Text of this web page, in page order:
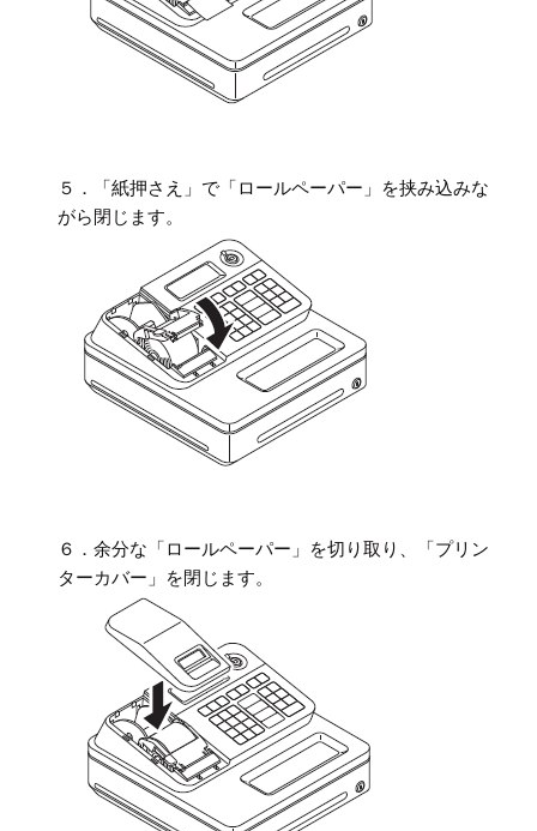
５．「紙押さえ」で「ロールペーパー」を挟み込みな
がら閉じます。
６．余分な「ロールペーパー」を切り取り、「プリン
ターカバー」を閉じます。